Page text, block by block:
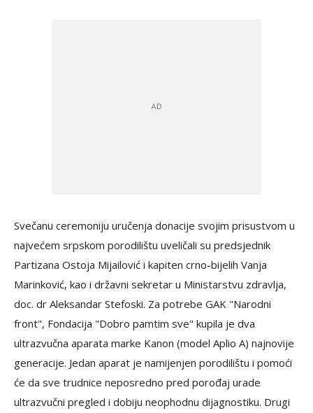
Svečanu ceremoniju uručenja donacije svojim prisustvom u
najvećem srpskom porodilištu uveličali su predsjednik
Partizana Ostoja Mijailović i kapiten crno-bijelih Vanja
Marinković, kao i državni sekretar u Ministarstvu zdravlja,
doc. dr Aleksandar Stefoski. Za potrebe GAK "Narodni
front", Fondacija "Dobro pamtim sve" kupila je dva
ultrazvučna aparata marke Kanon (model Aplio A) najnovije
generacije. Jedan aparat je namijenjen porodilištu i pomoći
će da sve trudnice neposredno pred porođaj urade
ultrazvučni pregled i dobiju neophodnu dijagnostiku. Drugi